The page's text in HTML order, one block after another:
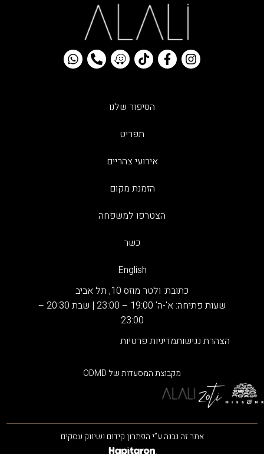
הסיפור שלנו
תפריט
אירועי צהריים
הזמנת מקום
הצטרפו למשפחה
כשר
English
כתובת: ולטר מוזס 10, תל אביב
שעות פתיחה: א'-ה' 19:00 – 23:00 | שבת 20:30 –
23:00
הצהרת נגישותמדיניות פרטיות
מקבוצת המסעדות של ODMD
אתר זה נבנה ע”י הפתרון קידום ושיווק עסקים